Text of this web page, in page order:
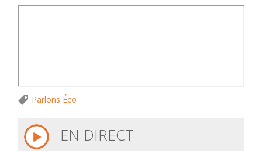
Parlons Éco
EN DIRECT